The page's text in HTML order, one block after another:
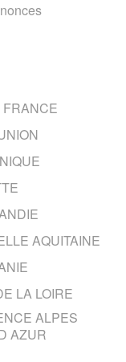
FRANCE
AQUITAINE
LA LOIRE
ALPES
AZUR